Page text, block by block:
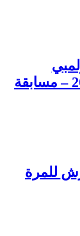
المغربي في أولمبياد باريس 2024 – مسابقة
للمرة